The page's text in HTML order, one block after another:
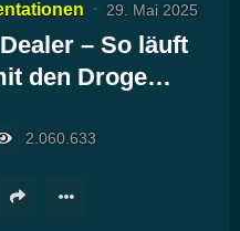
29. Mai 2025
– So läuft
den Droge…
2.060.633